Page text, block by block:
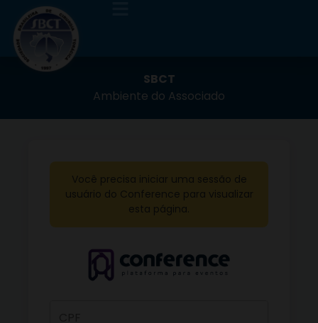
SBCT
Ambiente do Associado
Você precisa iniciar uma sessão de
usuário do Conference para visualizar
esta página.